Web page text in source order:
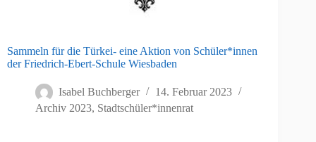
Sammeln für die Türkei- eine Aktion von Schüler*innen
der Friedrich-Ebert-Schule Wiesbaden
Isabel Buchberger
14. Februar 2023
Archiv 2023, Stadtschüler*innenrat